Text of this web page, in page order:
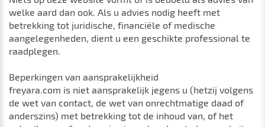
welke aard dan ook. Als u advies nodig heeft met
betrekking tot juridische, financiële of medische
aangelegenheden, dient u een geschikte professional te
raadplegen.
Beperkingen van aansprakelijkheid
freyara.com is niet aansprakelijk jegens u (hetzij volgens
de wet van contact, de wet van onrechtmatige daad of
anderszins) met betrekking tot de inhoud van, of het